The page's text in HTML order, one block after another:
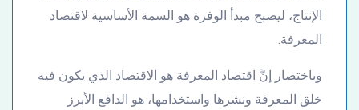
الإنتاج، ليصبح مبدأ الوفرة هو السمة الأساسية لاقتصاد
المعرفة.
وباختصار إنَّ اقتصاد المعرفة هو الاقتصاد الذي يكون فيه
خلق المعرفة ونشرها واستخدامها، هو الدافع الأبرز